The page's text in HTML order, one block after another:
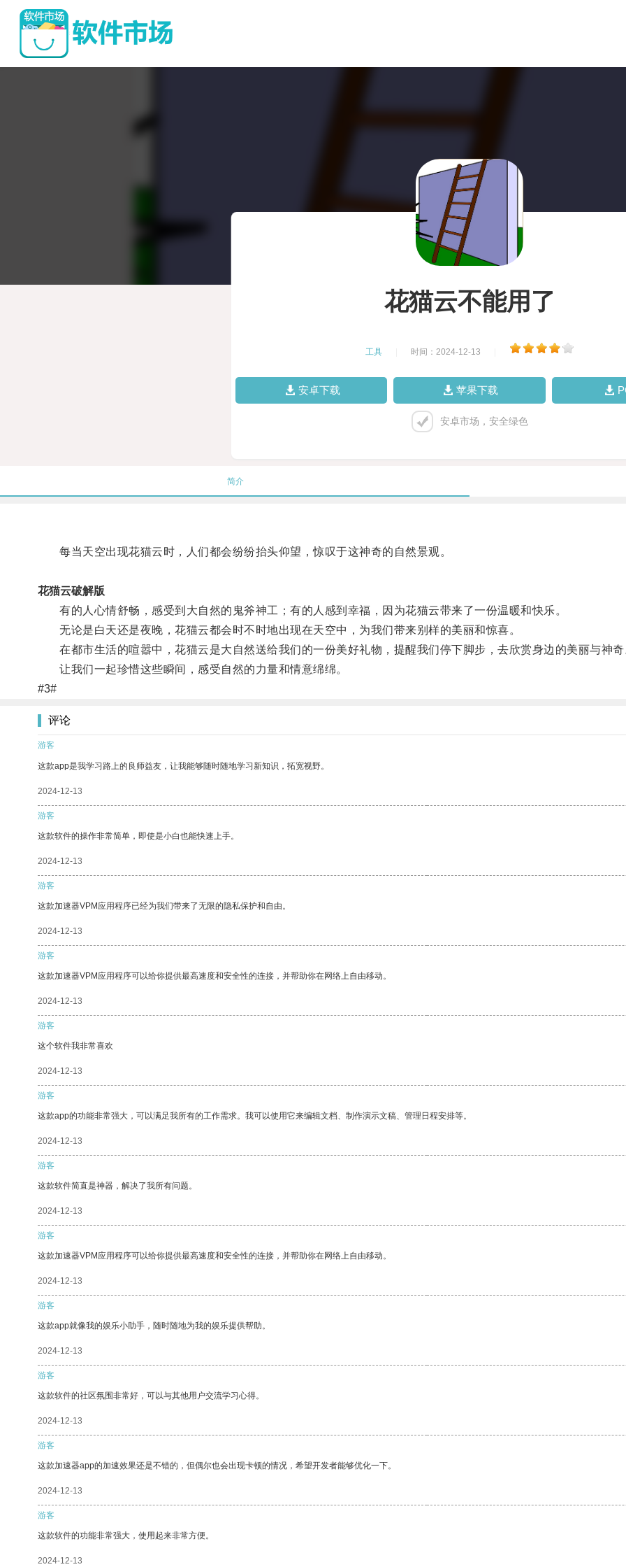
花猫云不能用了
工具 时间：2024-12-13
安卓下载 苹果下载
安卓市场，安全绿色
简介
每当天空出现花猫云时，人们都会纷纷抬头仰望，惊叹于这神奇的自然景观。
花猫云破解版
有的人心情舒畅，感受到大自然的鬼斧神工；有的人感到幸福，因为花猫云带来了一份温暖和快乐。
无论是白天还是夜晚，花猫云都会时不时地出现在天空中，为我们带来别样的美丽和惊喜。
在都市生活的喧嚣中，花猫云是大自然送给我们的一份美好礼物，提醒我们停下脚步，去欣赏身边的美丽与神奇
让我们一起珍惜这些瞬间，感受自然的力量和情意绵绵。
#3#
评论
游客
这款app是我学习路上的良师益友，让我能够随时随地学习新知识，拓宽视野。
2024-12-13
游客
这款软件的操作非常简单，即使是小白也能快速上手。
2024-12-13
游客
这款加速器VPM应用程序已经为我们带来了无限的隐私保护和自由。
2024-12-13
游客
这款加速器VPM应用程序可以给你提供最高速度和安全性的连接，并帮助你在网络上自由移动。
2024-12-13
游客
这个软件我非常喜欢
2024-12-13
游客
这款app的功能非常强大，可以满足我所有的工作需求。我可以使用它来编辑文档、制作演示文稿、管理日程安排等。
2024-12-13
游客
这款软件简直是神器，解决了我所有问题。
2024-12-13
游客
这款加速器VPM应用程序可以给你提供最高速度和安全性的连接，并帮助你在网络上自由移动。
2024-12-13
游客
这款app就像我的娱乐小助手，随时随地为我的娱乐提供帮助。
2024-12-13
游客
这款软件的社区氛围非常好，可以与其他用户交流学习心得。
2024-12-13
游客
这款加速器app的加速效果还是不错的，但偶尔也会出现卡顿的情况，希望开发者能够优化一下。
2024-12-13
游客
这款软件的功能非常强大，使用起来非常方便。
2024-12-13